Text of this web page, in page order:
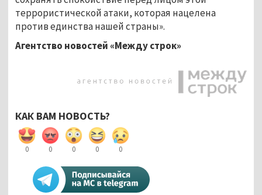
террористической атаки, которая нацелена
против единства нашей страны».
Агентство новостей «Между строк»
КАК ВАМ НОВОСТЬ?
0 0 0 0 0